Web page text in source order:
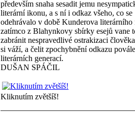
především snaha sesadit jemu
literární ikonu, a s ní i odkaz všeho, co se
odehrávalo v době Kunderova literárního
zatímco z Blahynkovy sbírky esejů vane
zabránit nespravedlivé ostrakizaci
si váží, a čelit zpochybnění odkazu
literárních generací.
DUŠAN SPÁČIL
Kliknutím zvětšíš!